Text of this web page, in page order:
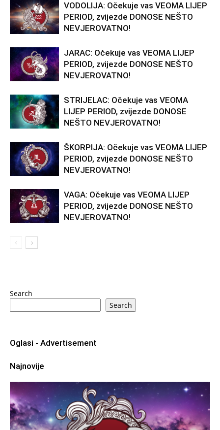
VODOLIJA: Očekuje vas VEOMA LIJEP
PERIOD, zvijezde DONOSE NEŠTO
NEVJEROVATNO!
JARAC: Očekuje vas VEOMA LIJEP
PERIOD, zvijezde DONOSE NEŠTO
NEVJEROVATNO!
STRIJELAC: Očekuje vas VEOMA
LIJEP PERIOD, zvijezde DONOSE
NEŠTO NEVJEROVATNO!
ŠKORPIJA: Očekuje vas VEOMA LIJEP
PERIOD, zvijezde DONOSE NEŠTO
NEVJEROVATNO!
VAGA: Očekuje vas VEOMA LIJEP
PERIOD, zvijezde DONOSE NEŠTO
NEVJEROVATNO!
Search
Search
Oglasi - Advertisement
Najnovije